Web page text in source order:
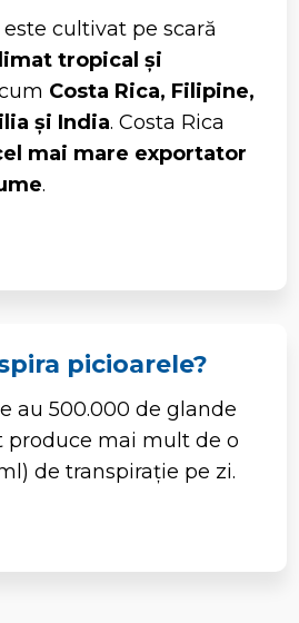
cultivat pe scară
tropical și
Costa Rica, Filipine,
și India. Costa Rica
mai mare exportator
.
picioarele?
au 500.000 de glande
produce mai mult de o
de transpirație pe zi.